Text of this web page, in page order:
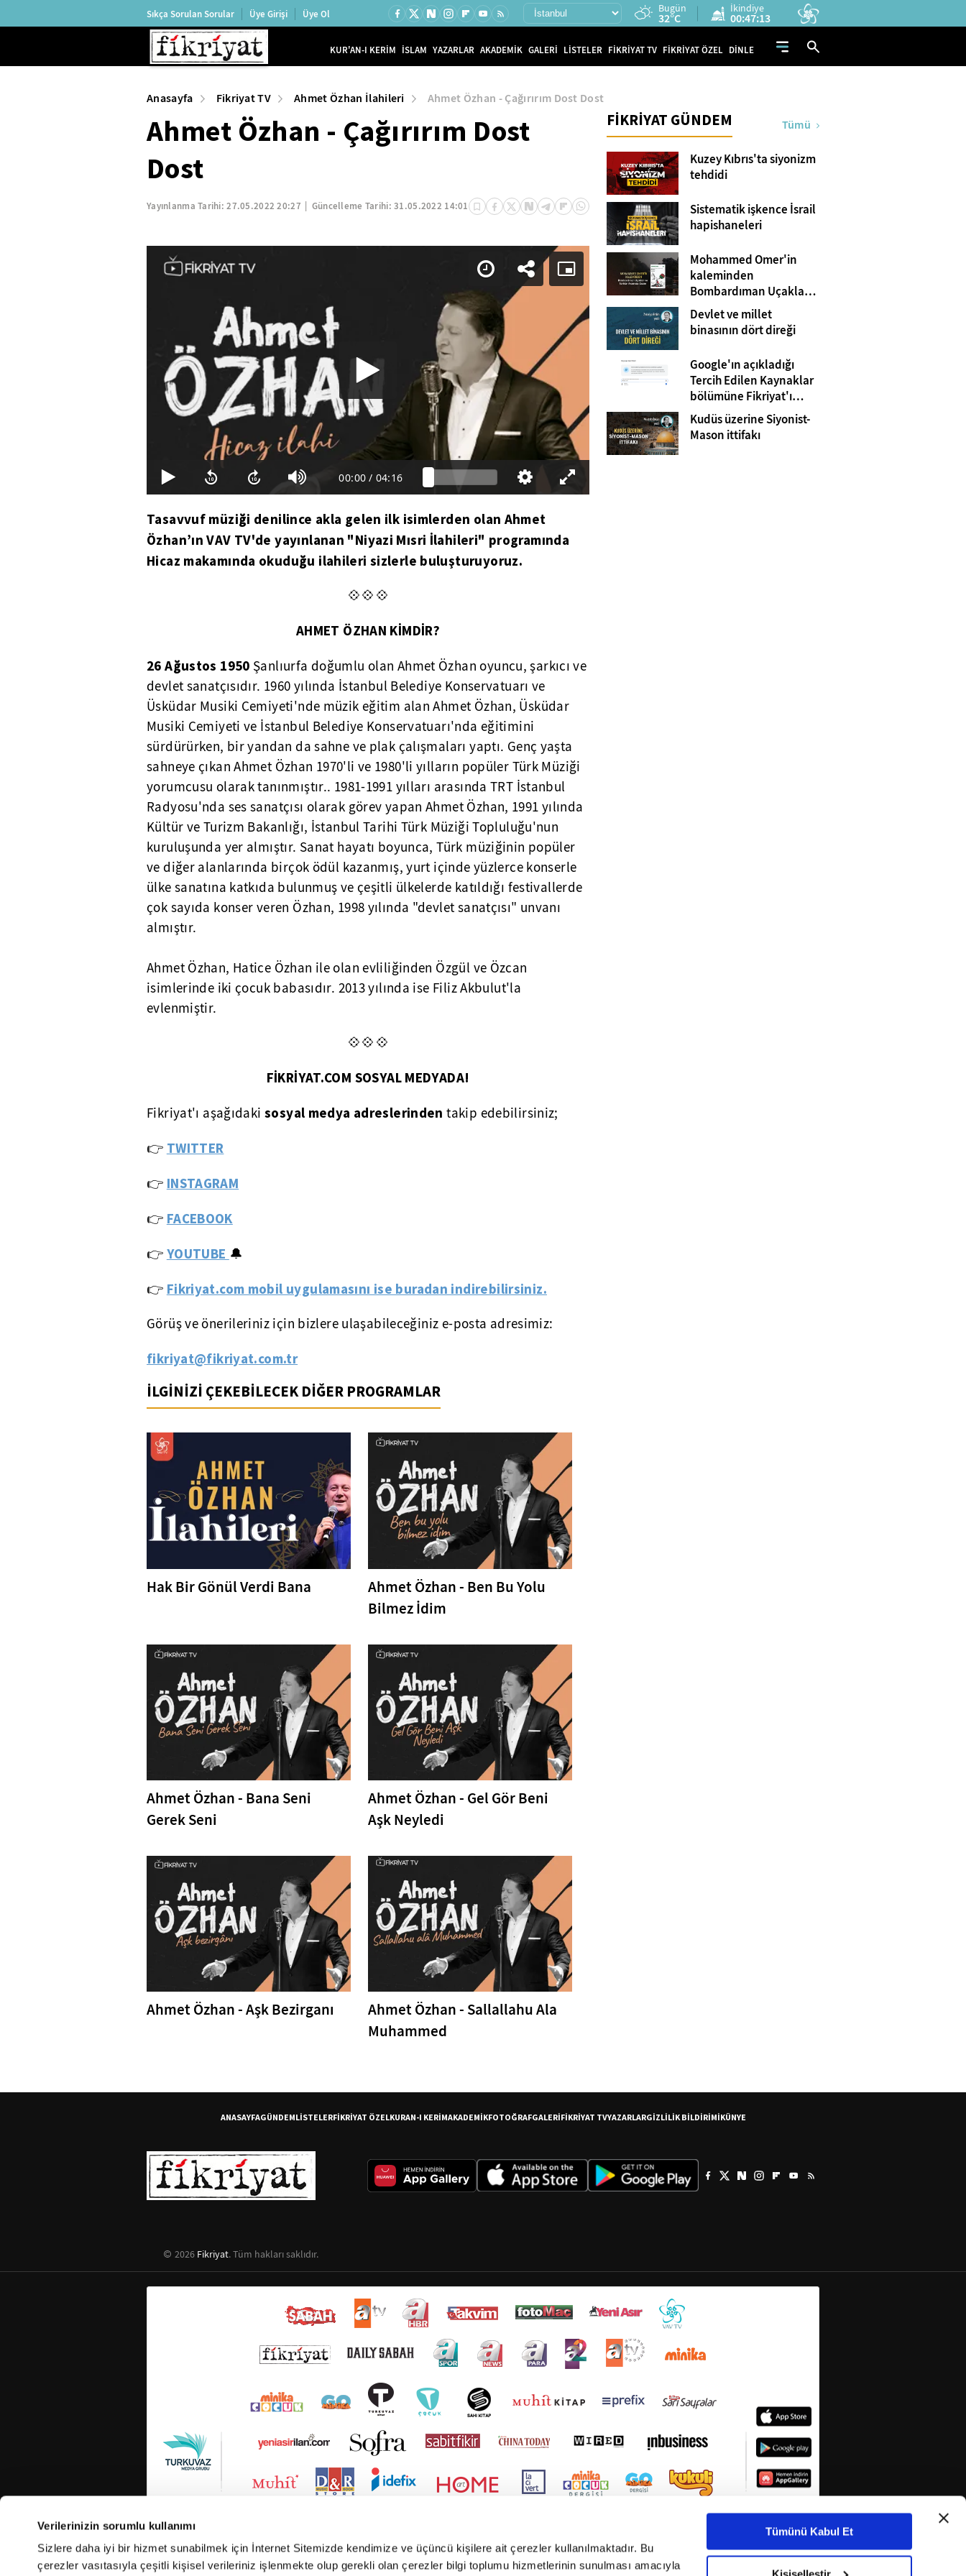
Verilerinizin sorumlu kullanımı
Sizlere daha iyi bir hizmet sunabilmek için İnternet Sitemizde kendimize ve üçüncü kişilere ait çerezler kullanılmaktadır. Bu
çerezler vasıtasıyla çeşitli kişisel verileriniz işlenmekte olup gerekli olan çerezler bilgi toplumu hizmetlerinin sunulması amacıyla
Tümünü Kabul Et
Kişiselleştir
Sıkça Sorulan Sorular Üye Girişi Üye Ol Bugün
32°C
İkindiye
00:47:12
KUR'AN-I KERİM İSLAM YAZARLAR AKADEMİK GALERİ LİSTELER FİKRİYAT TV FİKRİYAT ÖZEL DİNLE
Anasayfa Fikriyat TV Ahmet Özhan İlahileri Ahmet Özhan - Çağırırım Dost Dost
Ahmet Özhan - Çağırırım Dost
Dost
Yayınlanma Tarihi:27.05.2022 20:27 Güncelleme Tarihi:31.05.2022 14:01
00:00 / 04:16
Tasavvuf müziği denilince akla gelen ilk isimlerden olan Ahmet
Özhan’ın VAV TV'de yayınlanan "Niyazi Mısri İlahileri" programında
Hicaz makamında okuduğu ilahileri sizlerle buluşturuyoruz.
💠💠💠
AHMET ÖZHAN KİMDİR?
26 Ağustos 1950 Şanlıurfa doğumlu olan Ahmet Özhan oyuncu, şarkıcı ve
devlet sanatçısıdır. 1960 yılında İstanbul Belediye Konservatuarı ve
Üsküdar Musiki Cemiyeti'nde müzik eğitim alan Ahmet Özhan, Üsküdar
Musiki Cemiyeti ve İstanbul Belediye Konservatuarı'nda eğitimini
sürdürürken, bir yandan da sahne ve plak çalışmaları yaptı. Genç yaşta
sahneye çıkan Ahmet Özhan 1970'li ve 1980'li yılların popüler Türk Müziği
yorumcusu olarak tanınmıştır.. 1981-1991 yılları arasında TRT İstanbul
Radyosu'nda ses sanatçısı olarak görev yapan Ahmet Özhan, 1991 yılında
Kültür ve Turizm Bakanlığı, İstanbul Tarihi Türk Müziği Topluluğu'nun
kuruluşunda yer almıştır. Sanat hayatı boyunca, Türk müziğinin popüler
ve diğer alanlarında birçok ödül kazanmış, yurt içinde yüzlerce konserle
ülke sanatına katkıda bulunmuş ve çeşitli ülkelerde katıldığı festivallerde
çok sayıda konser veren Özhan, 1998 yılında "devlet sanatçısı" unvanı
almıştır.
Ahmet Özhan, Hatice Özhan ile olan evliliğinden Özgül ve Özcan
isimlerinde iki çocuk babasıdır. 2013 yılında ise Filiz Akbulut'la
evlenmiştir.
💠💠💠
FİKRİYAT.COM SOSYAL MEDYADA!
Fikriyat'ı aşağıdaki sosyal medya adreslerinden takip edebilirsiniz;
👉 TWITTER
👉 INSTAGRAM
👉 FACEBOOK
👉 YOUTUBE 🔔
👉 Fikriyat.com mobil uygulamasını ise buradan indirebilirsiniz.
Görüş ve önerileriniz için bizlere ulaşabileceğiniz e-posta adresimiz:
fikriyat@fikriyat.com.tr
İLGİNİZİ ÇEKEBİLECEK DİĞER PROGRAMLAR
Hak Bir Gönül Verdi Bana
Ahmet Özhan - Ben Bu Yolu
Bilmez İdim
Ahmet Özhan - Bana Seni
Gerek Seni
Ahmet Özhan - Gel Gör Beni
Aşk Neyledi
Ahmet Özhan - Aşk Bezirganı
Ahmet Özhan - Sallallahu Ala
Muhammed
FİKRİYAT GÜNDEM Tümü
Kuzey Kıbrıs'ta siyonizm
tehdidi
Sistematik işkence İsrail
hapishaneleri
Mohammed Omer'in
kaleminden
Bombardıman Uçakları
ve Tanklar Arasında
Gazze
Devlet ve millet
binasının dört direği
Google'ın açıkladığı
Tercih Edilen Kaynaklar
bölümüne Fikriyat'ı
eklemeyi unutmayın!
Kudüs üzerine Siyonist-
Mason ittifakı
ANASAYFAGÜNDEMLİSTELERFİKRİYAT ÖZELKURAN-I KERİMAKADEMİKFOTOĞRAFGALERİFİKRİYAT TVYAZARLARGİZLİLİK BİLDİRİMİKÜNYE
2026 Fikriyat. Tüm hakları saklıdır.